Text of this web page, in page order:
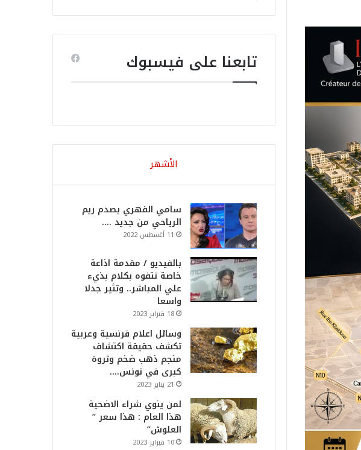
تابعنا على فيسبوك
الأشهر
سامي الفهري يصدم ريم
الرياحي من جديد ….
11 أغسطس 2022
بالفيديو / مقدمة اذاعة
خاصة تتفوه بكلام بذيء
علي المباشر.. وتثير جدلا
واسعا
18 فبراير 2023
وسائل اعلام فرنسية وعربية
تكشف حقيقة اكتشاف
منجم ذهب ضخم وثروة
كبرى في تونس….
21 يناير 2023
لمن ينوي شراء الاضحية
هذا العام : هذا سعر ”
العلوش”
10 فبراير 2023